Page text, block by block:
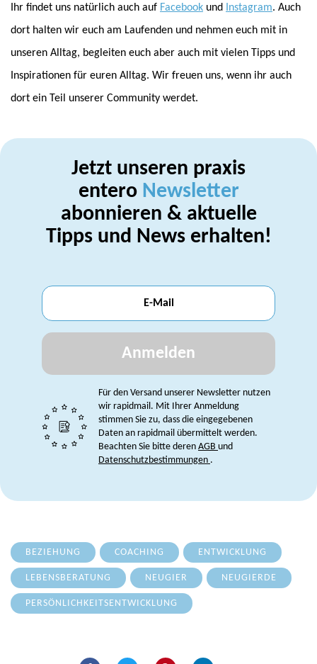
Ihr findet uns natürlich auch auf Facebook und Instagram. Auch
dort halten wir euch am Laufenden und nehmen euch mit in
unseren Alltag, begleiten euch aber auch mit vielen Tipps und
Inspirationen für euren Alltag. Wir freuen uns, wenn ihr auch
dort ein Teil unserer Community werdet.
Jetzt unseren praxis
entero Newsletter
abonnieren & aktuelle
Tipps und News erhalten!
Anmelden
Für den Versand unserer Newsletter nutzen
wir rapidmail. Mit Ihrer Anmeldung
stimmen Sie zu, dass die eingegebenen
Daten an rapidmail übermittelt werden.
Beachten Sie bitte deren AGB und
Datenschutzbestimmungen .
BEZIEHUNG COACHING ENTWICKLUNG
LEBENSBERATUNG NEUGIER NEUGIERDE
PERSÖNLICHKEITSENTWICKLUNG